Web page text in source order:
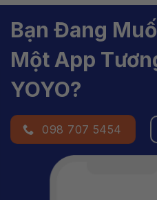
Bạn Đang
Một App
YOYO?
098 707 5454